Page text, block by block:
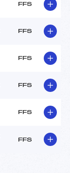
FFS
FFS
FFS
FFS
FFS
FFS